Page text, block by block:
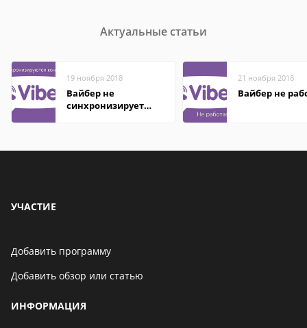
Актуальные статьи
19 ноября 2018
Вайбер не
синхронизирует
21 ноября 2018
Вайбер не
УЧАСТИЕ
Добавить программу
Добавить обзор или статью
ИНФОРМАЦИЯ